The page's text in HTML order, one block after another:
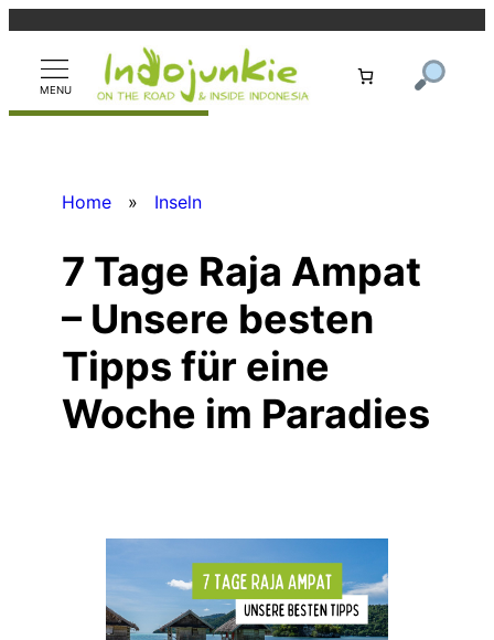
springen
Home » Inseln
7 Tage Raja Ampat
– Unsere besten
Tipps für eine
Woche im Paradies